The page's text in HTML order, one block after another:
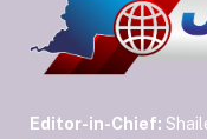
Editor-in-Chief: